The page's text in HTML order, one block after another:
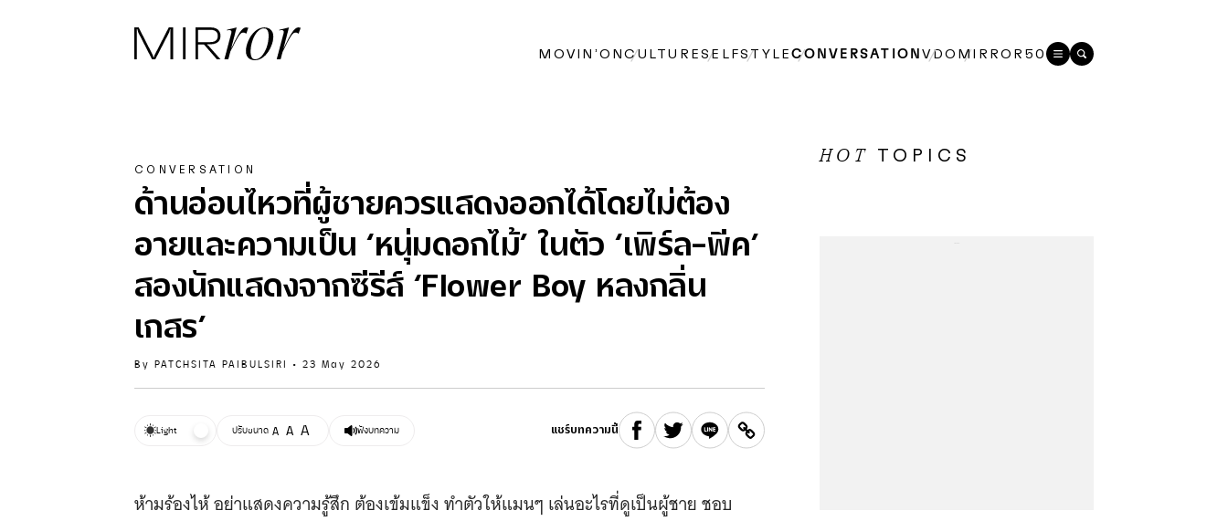
MOVIN’ONCULTURE SELFSTYLE VDO
CONVERSATION MIRROR50
CONVERSATION
ด้านอ่อนไหวที่ผู้ชายควรแสดงออกได้โดยไม่ต้อง
อายและความเป็น ‘หนุ่มดอกไม้’ ในตัว ‘เพิร์ล-พีค’
สองนักแสดงจากซีรีส์ ‘Flower Boy หลงกลิ่น
เกสร’
By PATCHSITA PAIBULSIRI • 23 May 2026
Light ปรับขนาด A A A ฟังบทความ แชร์บทความนี้
ห้ามร้องไห้ อย่าแสดงความรู้สึก ต้องเข้มแข็ง ทำตัวให้แมนๆ เล่นอะไรที่ดูเป็นผู้ชาย ชอบ
HOT TOPICS